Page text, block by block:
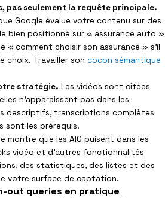
pas seulement la requête principale.
Google évalue votre contenu sur des
bien positionné sur « assurance auto »
« comment choisir son assurance » s’il
choix. Travailler son cocon sémantique
stratégie. Les vidéos sont citées
n’apparaissent pas dans les
descriptifs, transcriptions complètes
sont les prérequis.
montre que les AIO puisent dans les
vidéo et d’autres fonctionnalités
des statistiques, des listes et des
votre surface de captation.
out queries en pratique